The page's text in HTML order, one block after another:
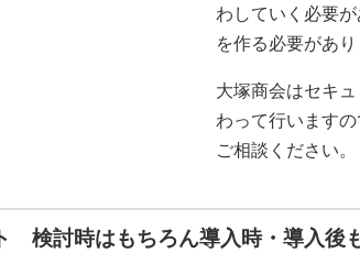
わしていく必要
を作る必要があり
大塚商会はセキ
わって行います
ご相談ください。
検討時はもちろん導入時・導入後